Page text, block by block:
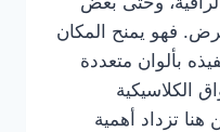
فهو يمنح المكان
بألوان متعددة
الكلاسيكية
تزداد أهمية